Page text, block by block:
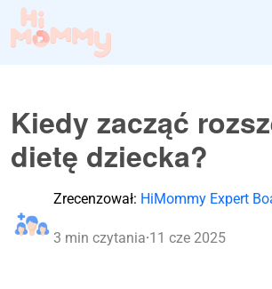
Kiedy zacząć
dietę dziecka?
Zrecenzował: HiMommy Expert
3 min czytania·11 cze 2025